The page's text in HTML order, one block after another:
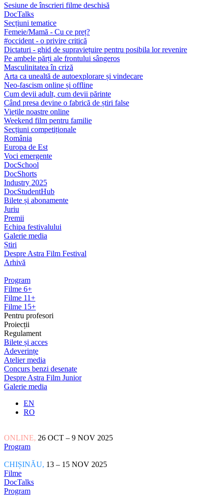
Sesiune de înscrieri filme deschisă
DocTalks
Secțiuni tematice
Femeie/Mamă - Cu ce preț?
#occident - o privire critică
Dictaturi - ghid de supraviețuire pentru posibila lor revenire
Pe ambele părți ale frontului sângeros
Masculinitatea în criză
Arta ca unealtă de autoexplorare și vindecare
Neo-fascism online și offline
Cum devii adult, cum devii părinte
Când presa devine o fabrică de știri false
Viețile noastre online
Weekend film pentru familie
Secțiuni competiționale
România
Europa de Est
Voci emergente
DocSchool
DocShorts
Industry 2025
DocStudentHub
Bilete și abonamente
Juriu
Premii
Echipa festivalului
Galerie media
Știri
Despre Astra Film Festival
Arhivă
Program
Filme 6+
Filme 11+
Filme 15+
Pentru profesori
Proiecții
Regulament
Bilete și acces
Adeverințe
Atelier media
Concurs benzi desenate
Despre Astra Film Junior
Galerie media
EN
RO
ONLINE, 26 OCT – 9 NOV 2025
Program
CHIȘINĂU, 13 – 15 NOV 2025
Filme
DocTalks
Program